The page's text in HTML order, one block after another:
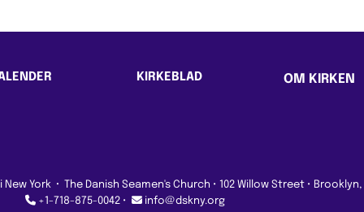
KIRKEBLAD OM KIRKEN
York · The Danish Seamen's Church • 102 Willow Street • Brooklyn,
+1-718-875-0042 • info@dskny.org